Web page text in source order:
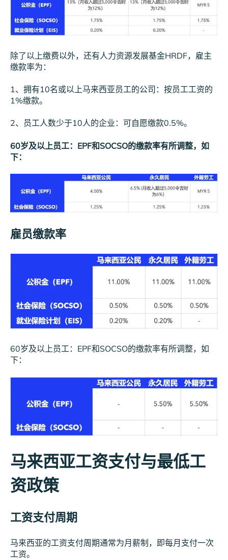
除了以上缴费以外，还有人力资源发展基金HRDF，雇主
缴款率为：
1、拥有10名或以上马来西亚员工的公司：按员工工资的
1%缴款。
2、员工人数少于10人的企业：可自愿缴款0.5%。
60岁及以上员工：EPF和SOCSO的缴款率有所调整，如
下：
雇员缴款率
60岁及以上员工：EPF和SOCSO的缴款率有所调整，如
下：
马来西亚工资支付与最低工
资政策
工资支付周期
马来西亚的工资支付周期通常为月薪制，即每月支付一次
工资。